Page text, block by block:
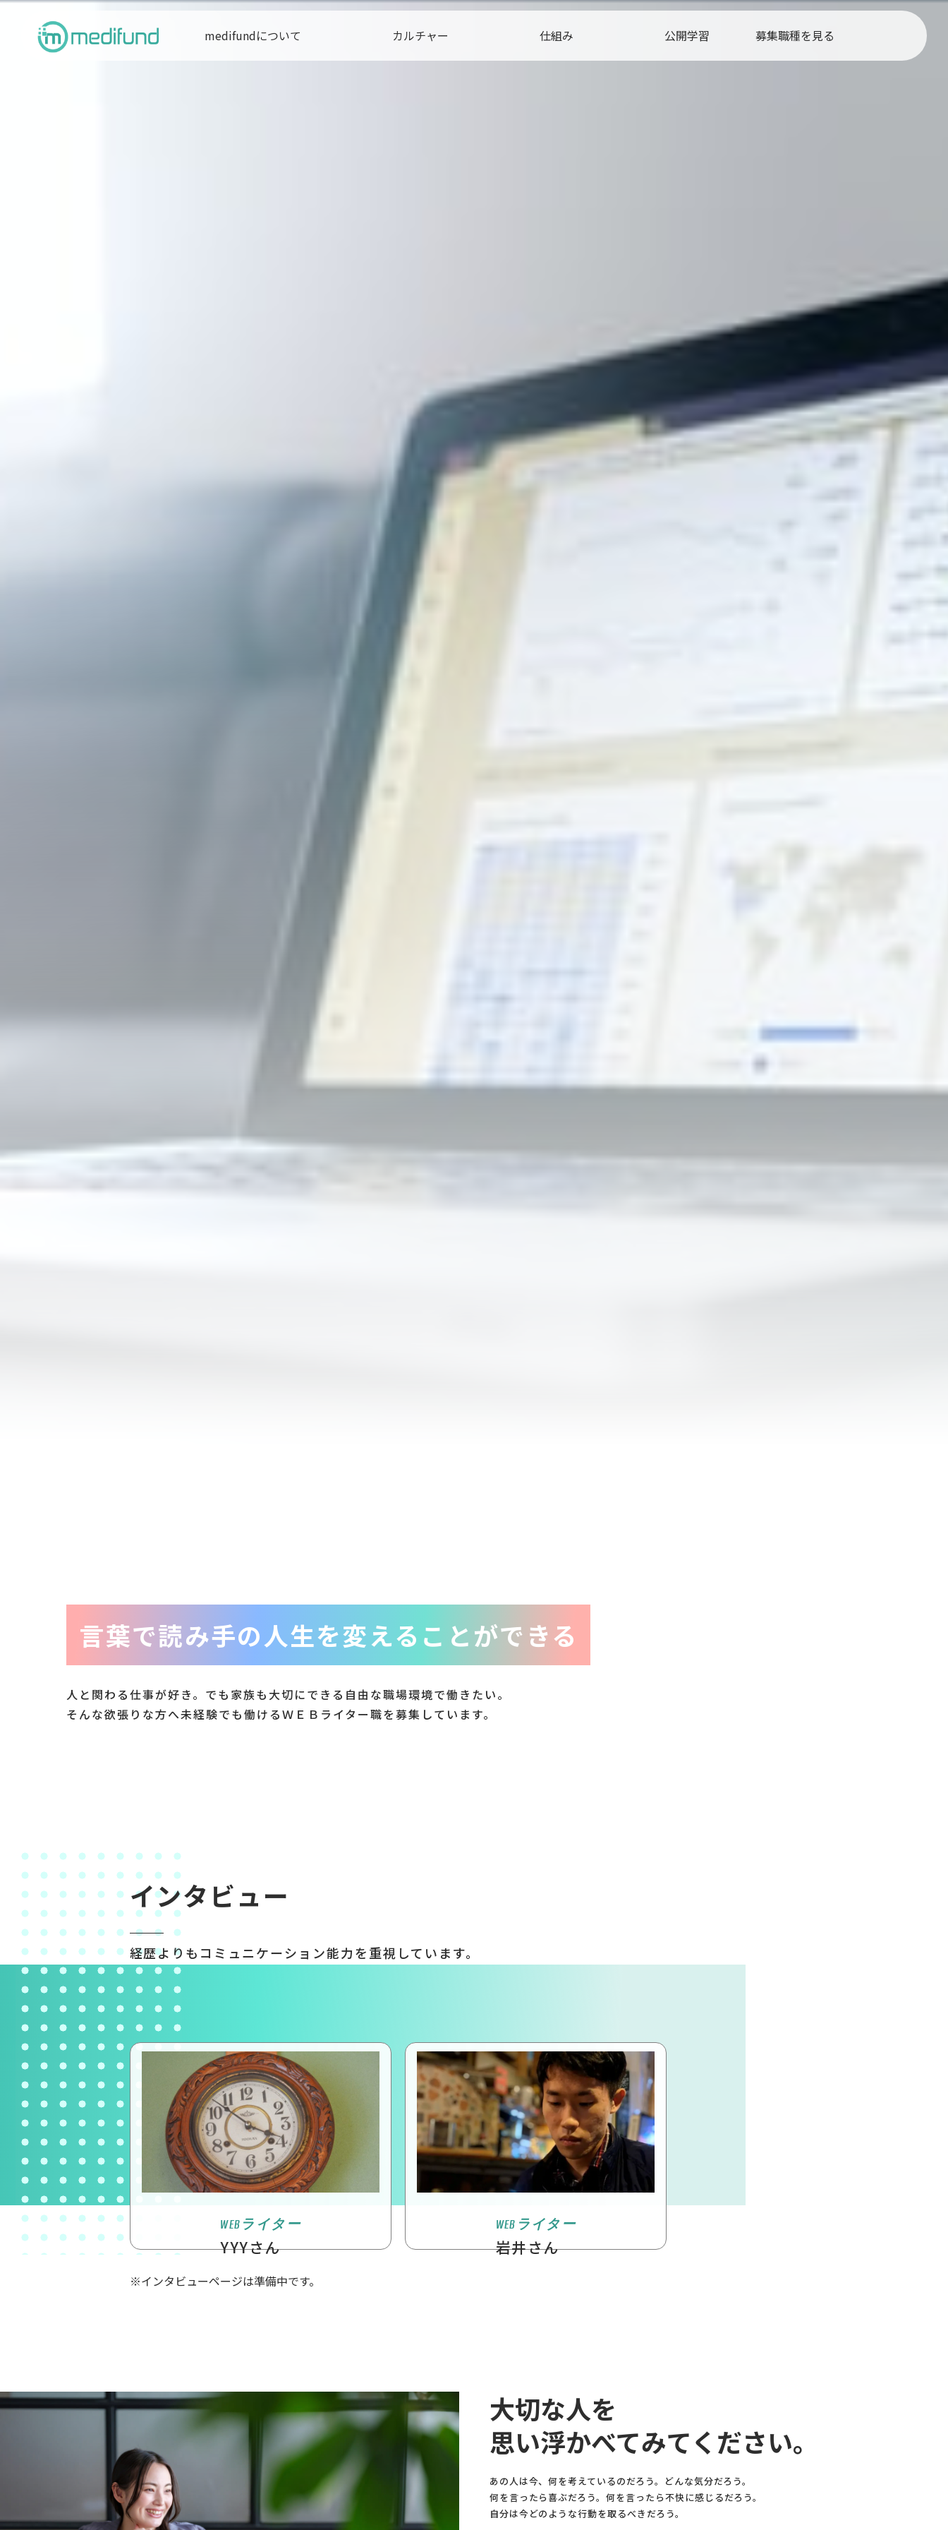
medifundについて カルチャー 仕組み 公開学習 募集職種を見る
言葉で読み手の人生を変えることができる
人と関わる仕事が好き。 でも家族も大切にできる 自由な職場環境で働きたい。
そんな欲張りな方へ未経験でも働けるＷＥＢライター職を募集しています。
インタビュー
経歴よりもコミュニケーション能力を重視しています。
WEBライター
YYYさん
WEBライター
岩井さん
※インタビューページは準備中です。
大切な人を
思い浮かべてみてください。
あの人は今、何を考えているのだろう。どんな気分だろう。
何を言ったら喜ぶだろう。何を言ったら不快に感じるだろう。
自分は今どのような行動を取るべきだろう。